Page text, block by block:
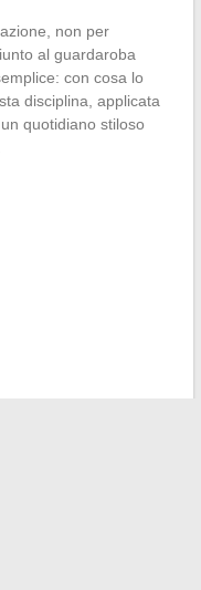
non per
al guardaroba
con cosa lo
disciplina, applicata
quotidiano stiloso